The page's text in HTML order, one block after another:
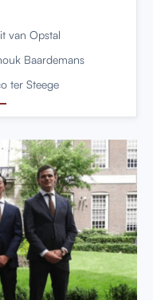
van Opstal
Baardemans
ter Steege